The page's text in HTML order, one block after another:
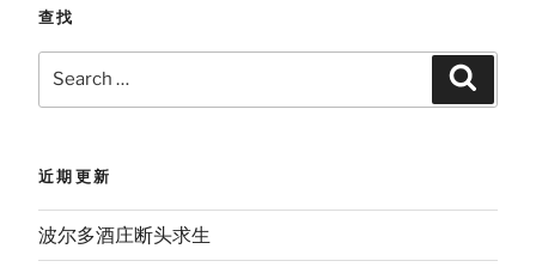
查找
for:
近期更新
波尔多酒庄断头求生